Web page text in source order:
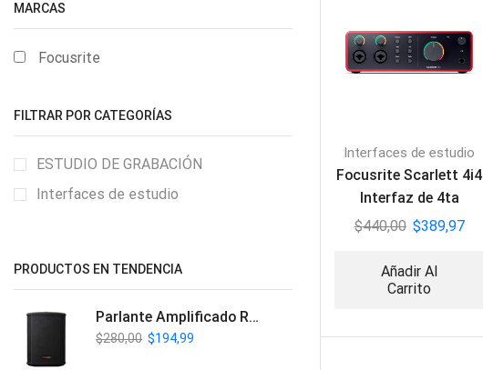
Interfaces de estudio
Focusrite Scarlett 4i4
Interfaz de 4ta
Generación
$440,00 $389,97
Añadir Al
Carrito
MARCAS
Focusrite
FILTRAR POR CATEGORÍAS
ESTUDIO DE GRABACIÓN
Interfaces de estudio
PRODUCTOS EN TENDENCIA
Parlante Amplificado Recargable BT | Italy Audio ITL-PRO11
$280,00 $194,99